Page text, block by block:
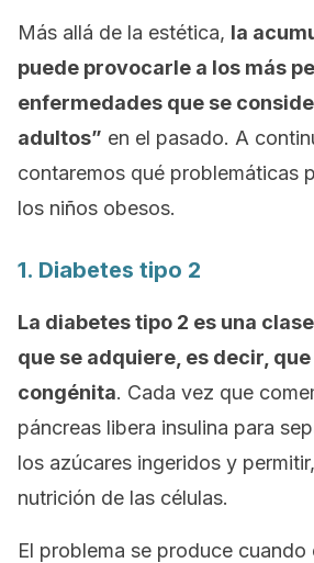
Más allá de la estética, la
puede provocarle a los más
enfermedades que se
adultos” en el pasado. A
contaremos qué problemáticas
los niños obesos.
1. Diabetes tipo 2
La diabetes tipo 2 es una
que se adquiere, es decir, que
congénita. Cada vez que
páncreas libera insulina para
los azúcares ingeridos y
nutrición de las células.
El problema se produce cuando